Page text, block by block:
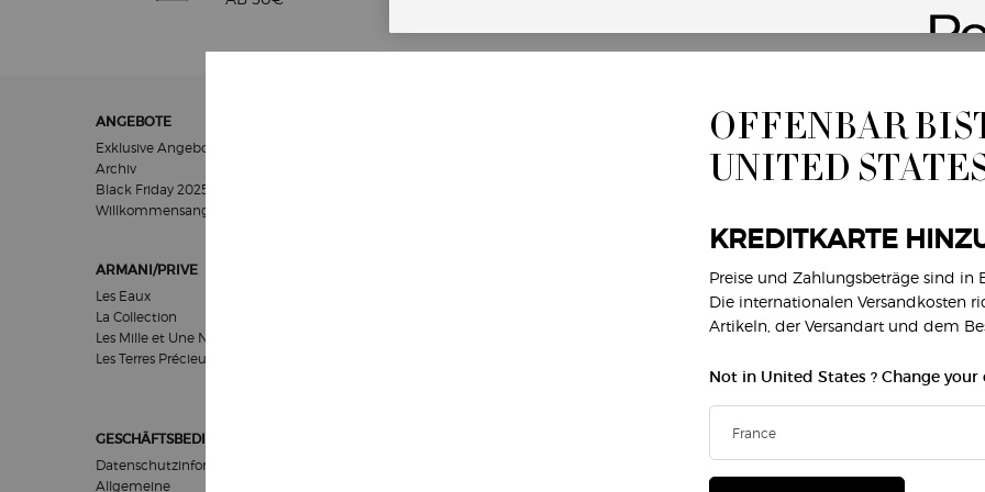
ANGEBOTE
Exklusive Angebote
Archiv
Black Friday 2025
Willkommensangebot​
DÜFTE
Herrendüfte
ARMANI/PRIVE
Les Eaux
La Collection
Les Mille et Une Nuits
Les Terres Précieuses
KUNDENSERVICE
Kontakt
FAQ
Händlersuche
Karrieren
GESCHÄFTSBEDINGUNGEN
Datenschutzinformationen
Allgemeine
OFFENBAR
UNITED
KREDITKARTE
Preise und Zahlungsbeträge sind in
Die internationalen Versandkosten
Artikeln, der Versandart und dem
Not in United States ? Change